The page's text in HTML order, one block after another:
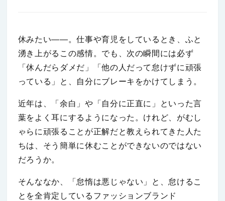
休みたい――。仕事や育児をしているとき、ふと
湧き上がるこの感情。でも、次の瞬間には必ず
「休んだらダメだ」「他の人だって怠けずに頑張
っている」と、自分にブレーキをかけてしまう。
近年は、「余白」や「自分に正直に」といった言
葉をよく耳にするようになった。けれど、がむし
ゃらに頑張ることが正解だと教えられてきた人た
ちは、そう簡単に休むことができないのではない
だろうか。
そんななか、「怠惰は悪じゃない」と、怠けるこ
とを全肯定しているファッションブランド